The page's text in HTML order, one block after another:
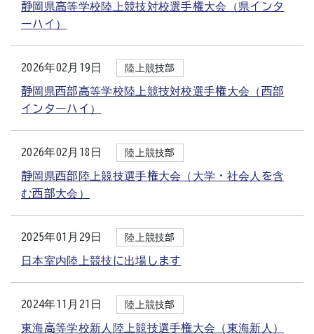
静岡県高等学校陸上競技対校選手権大会（県インタ
ーハイ）
2026年02月19日 陸上競技部
静岡県西部高等学校陸上競技対校選手権大会（西部
インターハイ）
2026年02月18日 陸上競技部
静岡県西部陸上競技選手権大会（大学・社会人を含
む西部大会）
2025年01月29日 陸上競技部
日本室内陸上競技に出場します
2024年11月21日 陸上競技部
東海高等学校新人陸上競技選手権大会（東海新人）